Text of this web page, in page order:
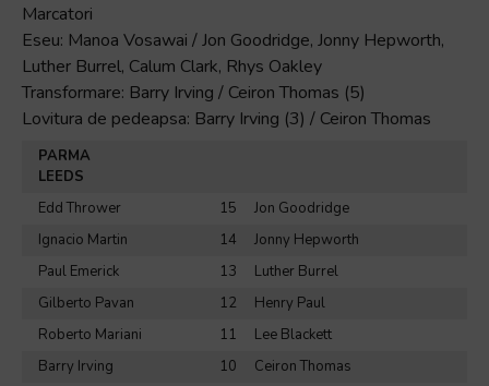
Marcatori
Eseu: Manoa Vosawai / Jon Goodridge, Jonny Hepworth,
Luther Burrel, Calum Clark, Rhys Oakley
Transformare: Barry Irving / Ceiron Thomas (5)
Lovitura de pedeapsa: Barry Irving (3) / Ceiron Thomas
PARMA
LEEDS
Edd Thrower
15
Jon Goodridge
Ignacio Martin
14
Jonny Hepworth
Paul Emerick
13
Luther Burrel
Gilberto Pavan
12
Henry Paul
Roberto Mariani
11
Lee Blackett
Barry Irving
10
Ceiron Thomas